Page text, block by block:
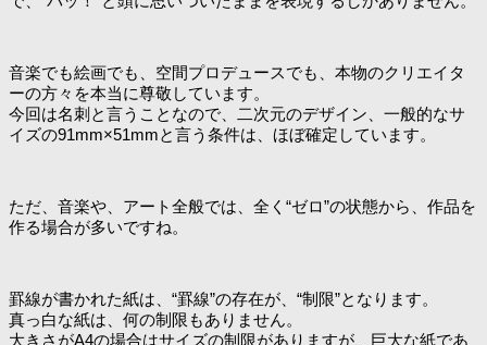
音楽でも絵画でも、空間プロデュースでも、本物のクリエイタ
ーの方々を本当に尊敬しています。
今回は名刺と言うことなので、二次元のデザイン、一般的なサ
イズの91mm×51mmと言う条件は、ほぼ確定しています。
ただ、音楽や、アート全般では、全く“ゼロ”の状態から、作品を
作る場合が多いですね。
罫線が書かれた紙は、“罫線”の存在が、“制限”となります。
真っ白な紙は、何の制限もありません。
大きさがA4の場合はサイズの制限がありますが、巨大な紙であ